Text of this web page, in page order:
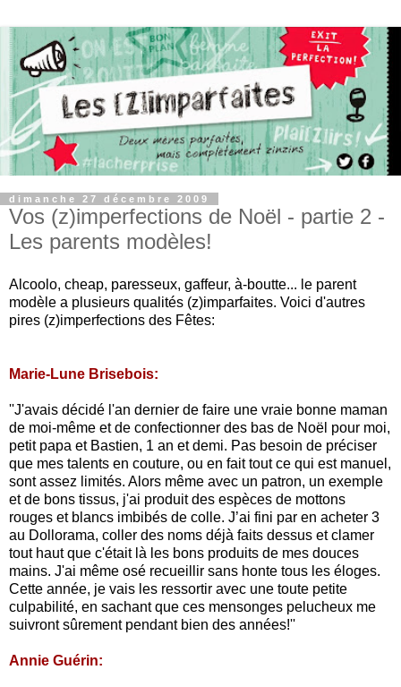
dimanche 27 décembre 2009
Vos (z)imperfections de Noël - partie 2 -
Les parents modèles!
Alcoolo, cheap, paresseux, gaffeur, à-boutte... le parent
modèle a plusieurs qualités (z)imparfaites. Voici d'autres
pires (z)imperfections des Fêtes:
Marie-Lune Brisebois:
''J'avais décidé l'an dernier de faire une vraie bonne maman
de moi-même et de confectionner des bas de Noël pour moi,
petit papa et Bastien, 1 an et demi. Pas besoin de préciser
que mes talents en couture, ou en fait tout ce qui est manuel,
sont assez limités. Alors même avec un patron, un exemple
et de bons tissus, j'ai produit des espèces de mottons
rouges et blancs imbibés de colle. J’ai fini par en acheter 3
au Dollorama, coller des noms déjà faits dessus et clamer
tout haut que c'était là les bons produits de mes douces
mains. J'ai même osé recueillir sans honte tous les éloges.
Cette année, je vais les ressortir avec une toute petite
culpabilité, en sachant que ces mensonges pelucheux me
suivront sûrement pendant bien des années!''
Annie Guérin: